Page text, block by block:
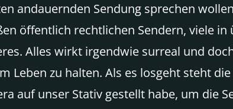
andauernden Sendung sprechen
öffentlich rechtlichen Sendern, viele
Alles wirkt irgendwie surreal und
Leben zu halten. Als es losgeht steht
auf unser Stativ gestellt habe, um die